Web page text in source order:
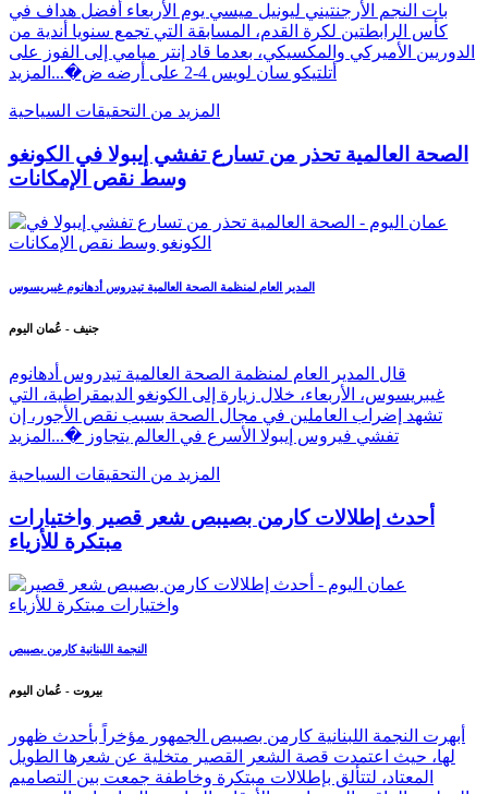
بات النجم الأرجنتيني ليونيل ميسي يوم الأربعاء أفضل هداف في
كأس الرابطتين لكرة القدم، المسابقة التي تجمع سنويا أندية من
الدوريين الأميركي والمكسيكي، بعدما قاد إنتر ميامي إلى الفوز على
أتلتيكو سان لويس 4-2 على أرضه ض�...
المزيد
المزيد من التحقيقات السياحية
الصحة العالمية تحذر من تسارع تفشي إيبولا في الكونغو
وسط نقص الإمكانات
المدير العام لمنظمة الصحة العالمية تيدروس أدهانوم غيبريسوس
جنيف - عُمان اليوم
قال المدير العام لمنظمة الصحة العالمية تيدروس أدهانوم
غيبريسوس، الأربعاء، خلال زيارة إلى الكونغو الديمقراطية، التي
تشهد إضراب العاملين في مجال الصحة بسبب نقص الأجور، إن
تفشي فيروس إيبولا الأسرع في العالم يتجاوز �... المزيد
المزيد من التحقيقات السياحية
أحدث إطلالات كارمن بصيبص شعر قصير واختيارات
مبتكرة للأزياء
النجمة اللبنانية كارمن بصيبص
بيروت - عُمان اليوم
أبهرت النجمة اللبنانية كارمن بصيبص الجمهور مؤخراً بأحدث ظهور
لها، حيث اعتمدت قصة الشعر القصير متخلية عن شعرها الطويل
المعتاد، لتتألق بإطلالات مبتكرة وخاطفة جمعت بين التصاميم